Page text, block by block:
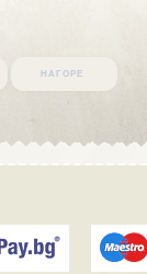
нагоре